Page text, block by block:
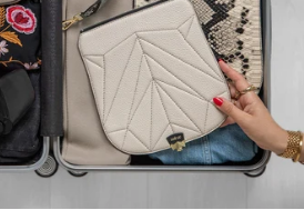
liegt ein Retourelabel in deinem
anmelden!
(außer Schweiz)